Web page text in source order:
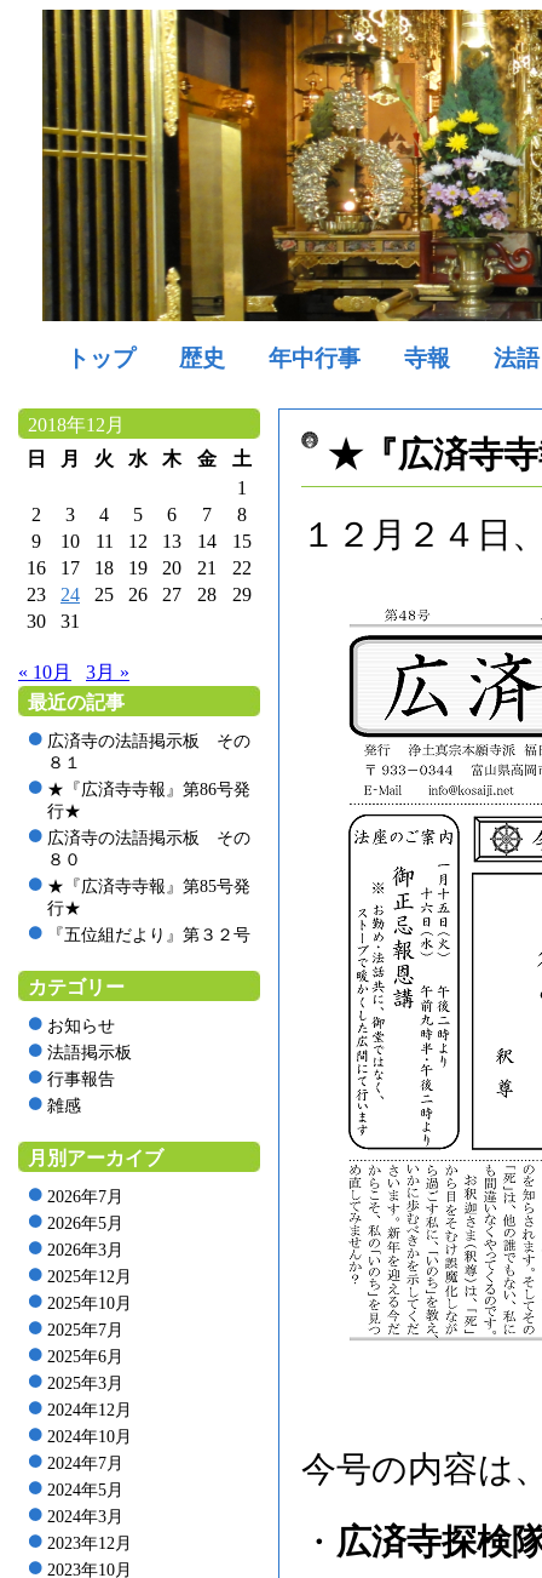
トップ 歴史 年中行事 寺報 法語
2018年12月
日
月 火 水 木 金
土
1
2
3 4 5 6 7
8
9
10 11 12 13 14
15
16
17 18 19 20 21
22
23
24 25 26 27 28
29
30
31
« 10月
3月 »
最近の記事
広済寺の法語掲示板 その
８１
★『広済寺寺報』第86号発
行★
広済寺の法語掲示板 その
８０
★『広済寺寺報』第85号発
行★
『五位組だより』第３２号
カテゴリー
お知らせ
法語掲示板
行事報告
雑感
月別アーカイブ
2026年7月
2026年5月
2026年3月
2025年12月
2025年10月
2025年7月
2025年6月
2025年3月
2024年12月
2024年10月
2024年7月
2024年5月
2024年3月
2023年12月
2023年10月
★『広済寺
１２月２４日
今号の内容は
・ 広済寺探検